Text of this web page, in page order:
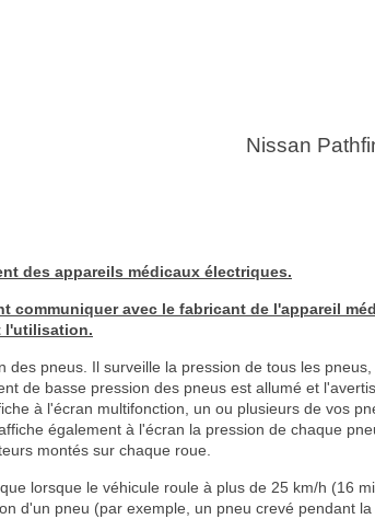
Nissan
des appareils médicaux électriques.
avec le fabricant de l'appareil
l'utilisation.
pneus. Il surveille la pression de tous les
de basse pression des pneus est allumé et
à l'écran multifonction, un ou plusieurs de vos
également à l'écran la pression de chaque
montés sur chaque roue.
lorsque le véhicule roule à plus de 25 km/h (16
d'un pneu (par exemple, un pneu crevé pendant la